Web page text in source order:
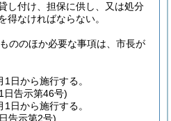
し付け、担保に供し、又は処分
得なければならない。
ののほか必要な事項は、市長が
日から施行する。
日告示第46号)
日から施行する。
告示第2号)